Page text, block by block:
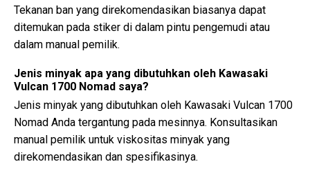
Tekanan ban yang direkomendasikan biasanya dapat
ditemukan pada stiker di dalam pintu pengemudi atau
dalam manual pemilik.
Jenis minyak apa yang dibutuhkan oleh Kawasaki
Vulcan 1700 Nomad saya?
Jenis minyak yang dibutuhkan oleh Kawasaki Vulcan 1700
Nomad Anda tergantung pada mesinnya. Konsultasikan
manual pemilik untuk viskositas minyak yang
direkomendasikan dan spesifikasinya.